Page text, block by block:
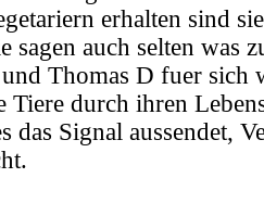
erhalten sind
sagen auch selten was
Thomas D fuer sich
Tiere durch ihren
das Signal aussendet,